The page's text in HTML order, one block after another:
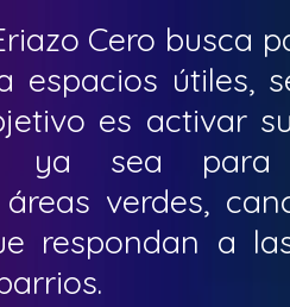
Cero busca
espacios útiles,
es activar
ya sea para
verdes,
respondan a